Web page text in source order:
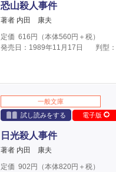
恐山殺人事件
著者 内田 康夫
定価 616 円（本体560円＋税）
発売日：1989年11月17日
判型
一般文庫
試し読みをする
電子版
日光殺人事件
著者 内田 康夫
定価 902 円（本体820円＋税）